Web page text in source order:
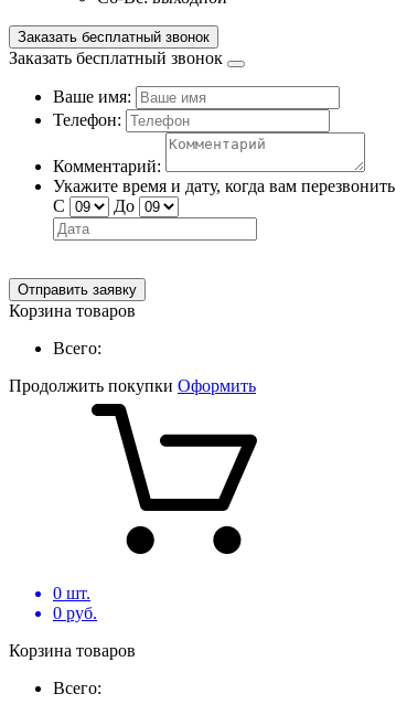
Заказать бесплатный звонок
Заказать бесплатный звонок
Ваше имя:
Телефон:
Комментарий:
Укажите время и дату, когда вам перезвонить
С
До
Отправить заявку
Корзина товаров
Всего:
Продолжить покупки Оформить
0 шт.
0 руб.
Корзина товаров
Всего: